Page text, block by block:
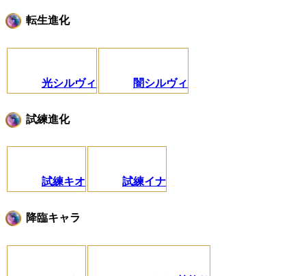
転生進化
光シルヴィ 闇シルヴィ
試練進化
試練キオ 試練イナ
降臨キャラ